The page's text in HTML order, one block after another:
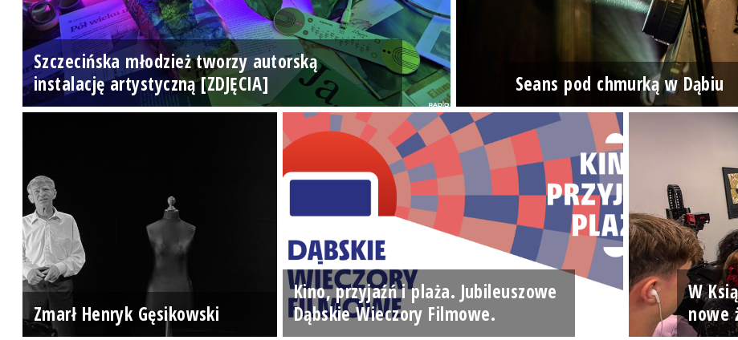
Szczecińska młodzież tworzy autorską
instalację artystyczną [ZDJĘCIA]
Seans pod chmurką w Dąbiu
Zmarł Henryk Gęsikowski
Kino, przyjaźń i plaża. Jubileuszowe
Dąbskie Wieczory Filmowe.
W
nowe